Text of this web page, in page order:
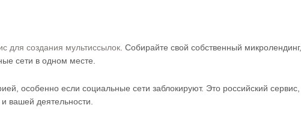
для создания мультиссылок. Собирайте свой собственный
сети в одном месте.
особенно если социальные сети заблокируют. Это российский
вашей деятельности.